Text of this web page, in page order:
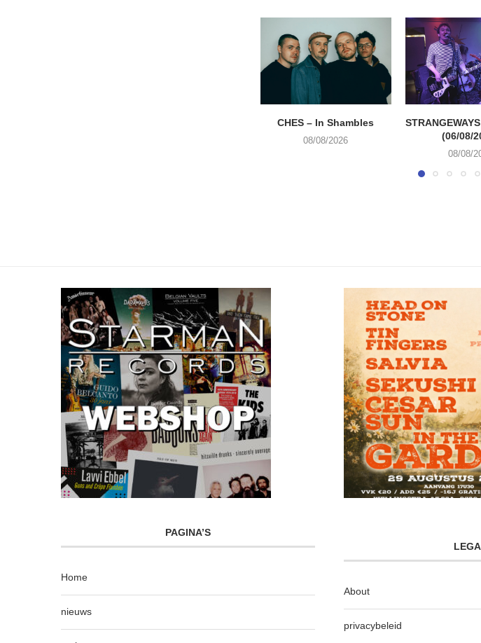
CHES – In Shambles
08/08/2026
(06/08/
08/08/
PAGINA’S
Home
nieuws
About
privacybeleid